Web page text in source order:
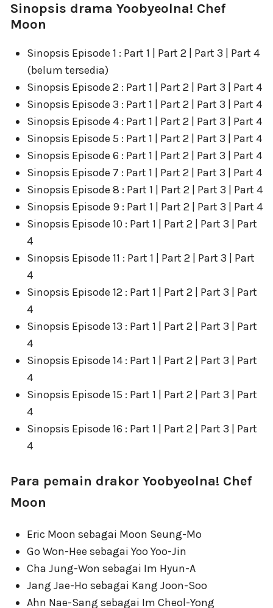
Sinopsis drama Yoobyeolna! Chef
Moon
Sinopsis Episode 1 : Part 1 | Part 2 | Part 3 | Part 4
(belum tersedia)
Sinopsis Episode 2 : Part 1 | Part 2 | Part 3 | Part 4
Sinopsis Episode 3 : Part 1 | Part 2 | Part 3 | Part 4
Sinopsis Episode 4 : Part 1 | Part 2 | Part 3 | Part 4
Sinopsis Episode 5 : Part 1 | Part 2 | Part 3 | Part 4
Sinopsis Episode 6 : Part 1 | Part 2 | Part 3 | Part 4
Sinopsis Episode 7 : Part 1 | Part 2 | Part 3 | Part 4
Sinopsis Episode 8 : Part 1 | Part 2 | Part 3 | Part 4
Sinopsis Episode 9 : Part 1 | Part 2 | Part 3 | Part 4
Sinopsis Episode 10 : Part 1 | Part 2 | Part 3 | Part
4
Sinopsis Episode 11 : Part 1 | Part 2 | Part 3 | Part
4
Sinopsis Episode 12 : Part 1 | Part 2 | Part 3 | Part
4
Sinopsis Episode 13 : Part 1 | Part 2 | Part 3 | Part
4
Sinopsis Episode 14 : Part 1 | Part 2 | Part 3 | Part
4
Sinopsis Episode 15 : Part 1 | Part 2 | Part 3 | Part
4
Sinopsis Episode 16 : Part 1 | Part 2 | Part 3 | Part
4
Para pemain drakor Yoobyeolna! Chef
Moon
Eric Moon sebagai Moon Seung-Mo
Go Won-Hee sebagai Yoo Yoo-Jin
Cha Jung-Won sebagai Im Hyun-A
Jang Jae-Ho sebagai Kang Joon-Soo
Ahn Nae-Sang sebagai Im Cheol-Yong